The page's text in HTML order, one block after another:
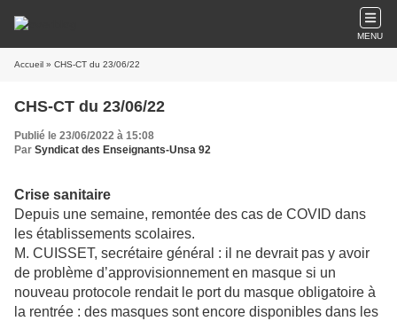
MENU
Accueil » CHS-CT du 23/06/22
CHS-CT du 23/06/22
Publié le 23/06/2022 à 15:08
Par Syndicat des Enseignants-Unsa 92
Crise sanitaire
Depuis une semaine, remontée des cas de COVID dans
les établissements scolaires.
M. CUISSET, secrétaire général : il ne devrait pas y avoir
de problème d’approvisionnement en masque si un
nouveau protocole rendait le port du masque obligatoire à
la rentrée : des masques sont encore disponibles dans les